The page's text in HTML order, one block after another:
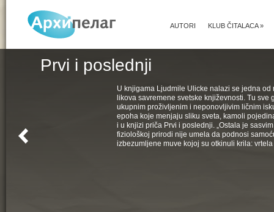
KLUB ČITALACA»
AUTORI
Prvi i poslednji
U knjigama Ljudmile Ulicke nalazi se jedna
likova savremene svetske književnosti. Tu sve
ukupnim proživljenim i neponovljivim ličnim
epoha koje menjaju sliku sveta, kamoli
i u knjizi priča Prvi i poslednji. „Ostala je
fiziološkoj prirodi nije umela da podnosi
izbezumljene muve kojoj su otkinuli krila: